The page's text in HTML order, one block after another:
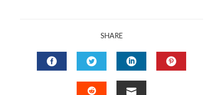
SHARE
FACEBOOKTWITTERLINKEDIN